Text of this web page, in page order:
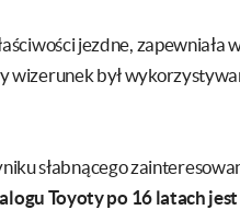
jezdne, zapewniała
był
słabnącego
Toyoty po 16 latach